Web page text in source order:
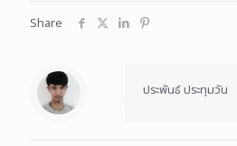
Share
ประพันธ์ ประทุมวัน